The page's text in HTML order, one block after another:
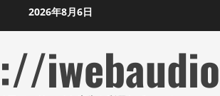
2026年8月6日